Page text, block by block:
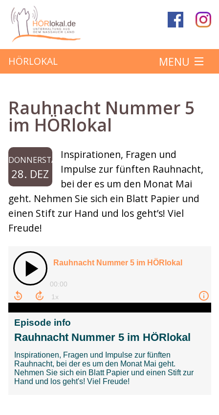
HÖRLOKAL MENU
Hörbeiträge
Mitmachen
Kontakt
Rauhnacht Nummer 5
im HÖRlokal
DONNERSTAG
28. DEZ
Inspirationen, Fragen und
Impulse zur fünften Rauhnacht,
bei der es um den Monat Mai
geht. Nehmen Sie sich ein Blatt Papier und
einen Stift zur Hand und los geht’s! Viel
Freude!